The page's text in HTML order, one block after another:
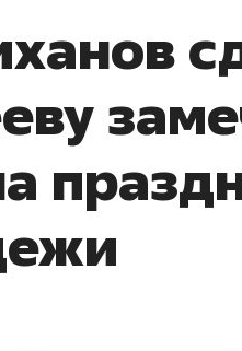
бизнес может
минимум
бизнесу выйти на зарубежные
интересен Оман?